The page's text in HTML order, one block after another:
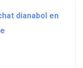
dianabol en